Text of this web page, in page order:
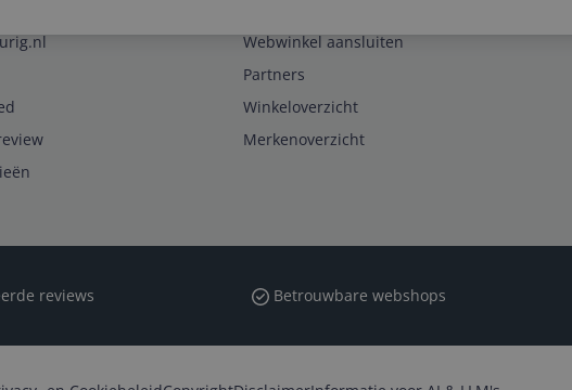
Webwinkel aansluiten
Partners
Winkeloverzicht
Merkenoverzicht
reviews Betrouwbare webshops